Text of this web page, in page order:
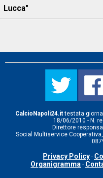
Lucca"
CalcioNapoli24.ittestata
18/06/2010 - N.
Direttore
Social Multiservice
Privacy Policy -
Organigramma -